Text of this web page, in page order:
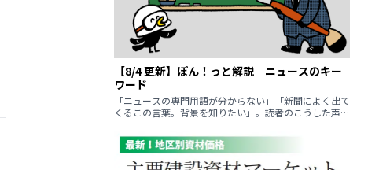
【8/4 更新】ぽん！っと解説 ニュースのキー
ワード
「ニュースの専門用語が分からない」「新聞によく出て
くるこの言葉。背景を知りたい」。読者のこうした声に